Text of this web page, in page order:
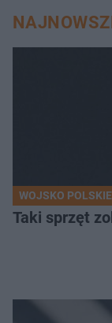
WOJSKO POLSKIE
Taki sprzęt